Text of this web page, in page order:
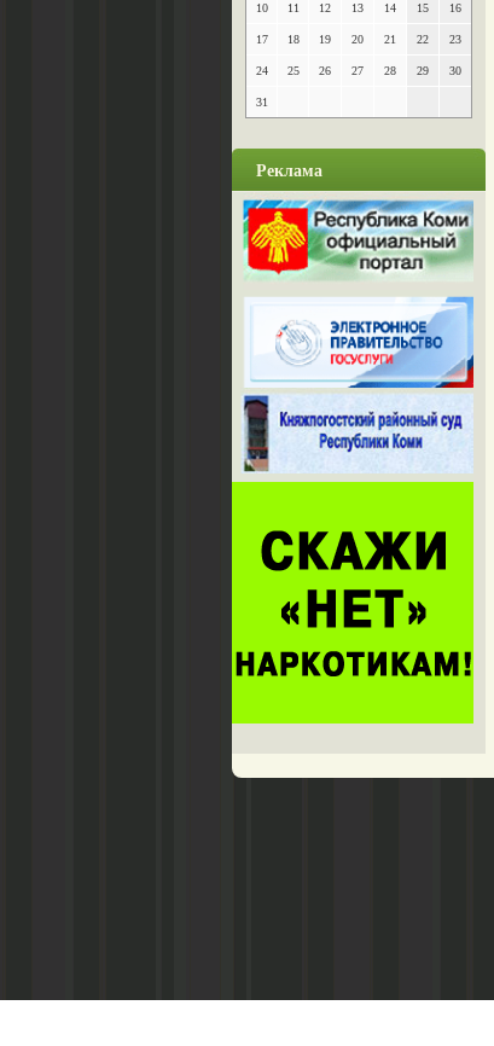
10 11 12 13 14 15 16
17 18 19 20 21 22 23
24 25 26 27 28 29 30
31
Реклама